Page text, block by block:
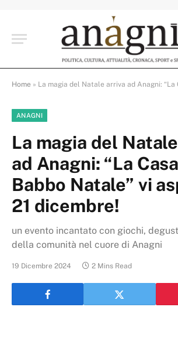
Home » La magia del Natale arriva ad Anagni: “La Casa di Babbo
ANAGNI
La magia del
ad Anagni: “La
Babbo Natale” vi
21 dicembre!
un evento incantato con giochi,
della comunità nel cuore di Anagni
19 Dicembre 2024 2 Mins Read